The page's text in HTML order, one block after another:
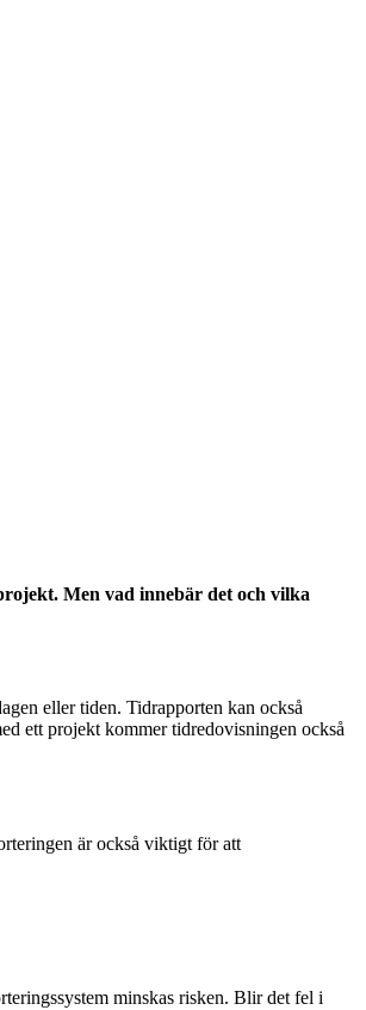
Men vad innebär det och vilka
eller tiden. Tidrapporten kan också
ett projekt kommer tidredovisningen också
är också viktigt för att
minskas risken. Blir det fel i